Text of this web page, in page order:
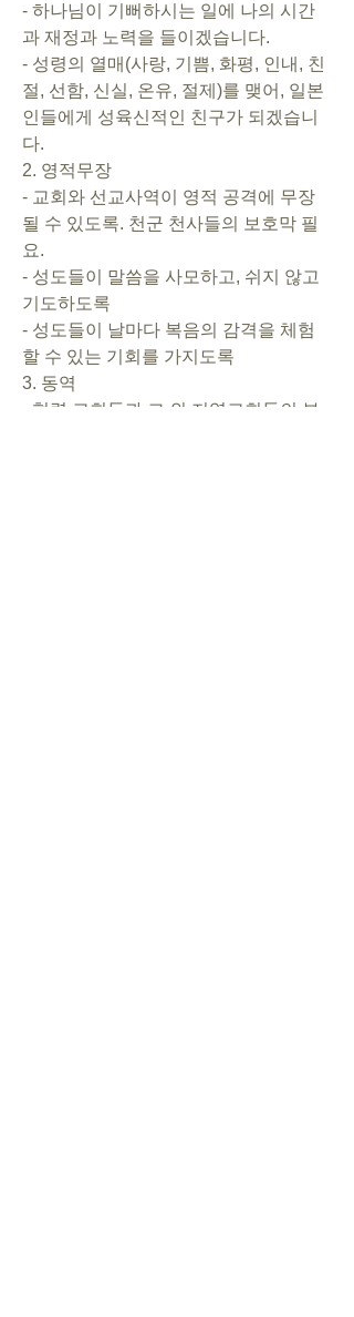
- 하나님이 기뻐하시는 일에 나의 시간
과 재정과 노력을 들이겠습니다.
- 성령의 열매(사랑, 기쁨, 화평, 인내, 친
절, 선함, 신실, 온유, 절제)를 맺어, 일본
인들에게 성육신적인 친구가 되겠습니
다.
2. 영적무장
- 교회와 선교사역이 영적 공격에 무장
될 수 있도록. 천군 천사들의 보호막 필
요.
- 성도들이 말씀을 사모하고, 쉬지 않고
기도하도록
- 성도들이 날마다 복음의 감격을 체험
할 수 있는 기회를 가지도록
3. 동역
- 협력 교회들과 그 외 지역교회들의 부